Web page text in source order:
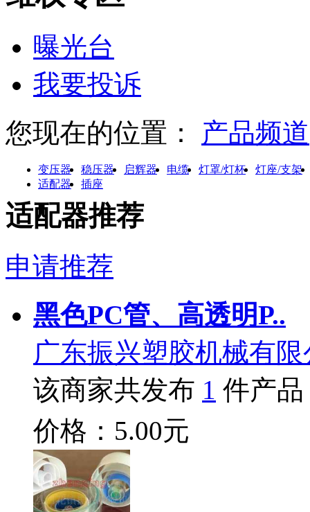
曝光台
我要投诉
您现在的位置：
产品频道
变压器 稳压器 启辉器 电缆 灯罩/灯杯
灯座/支架
适配器
插座
适配器推荐
申请推荐
黑色PC管、高透明P..
广东振兴塑胶机械有
该商家共发布 1 件产品
价格：5.00元